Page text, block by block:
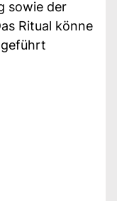
sowie der
Ritual könne